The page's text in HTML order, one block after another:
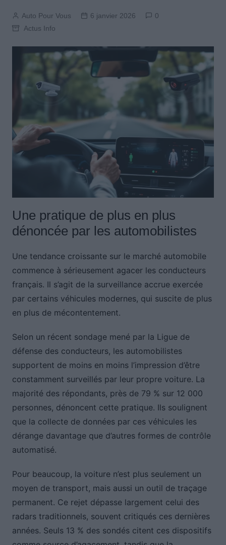
Auto Pour Vous 6 janvier 2026
0
Actus Info
Une pratique de plus en plus
dénoncée par les automobilistes
Une tendance croissante sur le marché automobile
commence à sérieusement agacer les conducteurs
français. Il s’agit de la surveillance accrue exercée
par certains véhicules modernes, qui suscite de plus
en plus de mécontentement.
Selon un récent sondage mené par la Ligue de
défense des conducteurs, les automobilistes
supportent de moins en moins l’impression d’être
constamment surveillés par leur propre voiture. La
majorité des répondants, près de 79 % sur 12 000
personnes, dénoncent cette pratique. Ils soulignent
que la collecte de données par ces véhicules les
dérange davantage que d’autres formes de contrôle
automatisé.
Pour beaucoup, la voiture n’est plus seulement un
moyen de transport, mais aussi un outil de traçage
permanent. Ce rejet dépasse largement celui des
radars traditionnels, souvent critiqués ces dernières
années. Seuls 13 % des sondés citent ces dispositifs